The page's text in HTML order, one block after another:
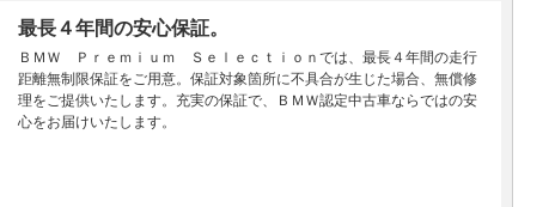
最長４年間の安心保証。
ＢＭＷ Ｐｒｅｍｉｕｍ Ｓｅｌｅｃｔｉｏｎでは、最長４年間の走行
距離無制限保証をご用意。保証対象箇所に不具合が生じた場合、無償修
理をご提供いたします。充実の保証で、ＢＭＷ認定中古車ならではの安
心をお届けいたします。